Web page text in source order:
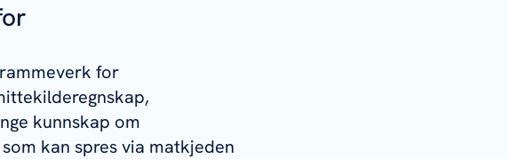
for
kunnskap om
kan spres via matkjeden